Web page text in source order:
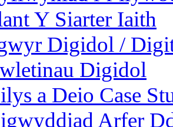
Y Siarter Iaith
Digidol /
Digidol
a Deio Case
Arfer